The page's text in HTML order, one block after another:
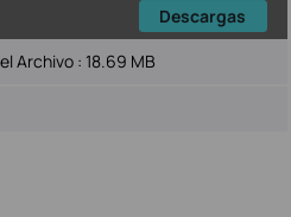
Descargas
Archivo : 18.69 MB